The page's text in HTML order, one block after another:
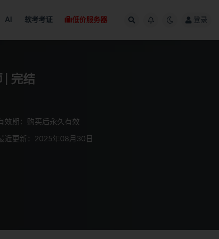
AI 软考考证 低价服务器 登录
| 完结
效期：购买后永久有效
近更新：2025年08月30日